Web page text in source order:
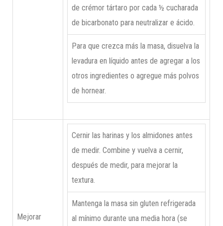
de crémor tártaro por cada ½ cucharada
de bicarbonato para neutralizar e ácido.
Para que crezca más la masa, disuelva la
levadura en líquido antes de agregar a los
otros ingredientes o agregue más polvos
de hornear.
Mejorar
Cernir las harinas y los almidones antes
de medir. Combine y vuelva a cernir,
después de medir, para mejorar la
textura.
Mantenga la masa sin gluten refrigerada
al mínimo durante una media hora (se